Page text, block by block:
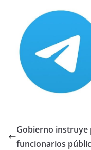
Gobierno instruye
funcionarios